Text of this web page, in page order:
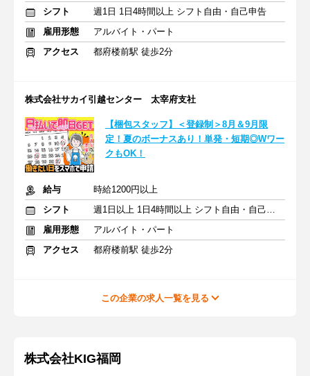
シフト
週1日 1日4時間以上 シフト自由・自己申告
雇用形態
アルバイト・パート
アクセス
都府楼前駅 徒歩2分
株式会社サカイ引越センター 太宰府支社
【梱包スタッフ】＜登録制＞8月＆9月限
定！夏のボーナスあり！単発・短期◎Wワー
クもOK！
給与
時給1200円以上
シフト
週1日以上 1日4時間以上 シフト自由・自己申告
雇用形態
アルバイト・パート
アクセス
都府楼前駅 徒歩2分
この企業の求人一覧を見る
株式会社KIG福岡